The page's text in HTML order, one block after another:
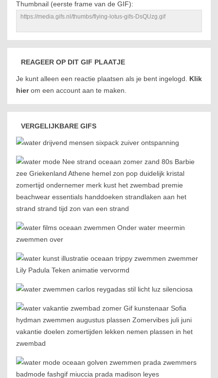
Thumbnail (eerste frame van de GIF):
REAGEER OP DIT GIF PLAATJE
Je kunt alleen een reactie plaatsen als je bent ingelogd. Klik
hierom een account aan te maken.
VERGELIJKBARE GIFS